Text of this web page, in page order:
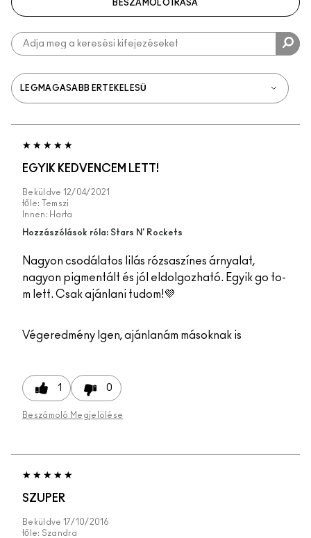
BESZÁMOLÓ ÍRÁSA
EGYIK KEDVENCEM LETT!
Beküldve 12/04/2021
tőle:
Temszi
Innen: Harta
Hozzászólások róla: Stars N' Rockets
Nagyon csodálatos lilás rózsaszínes árnyalat,
nagyon pigmentált és jól eldolgozható. Egyik go to-
m lett. Csak ajánlani tudom!💜
Végeredmény Igen, ajánlanám másoknak is
1 0
Beszámoló Megjelölése
SZUPER
Beküldve 17/10/2016
tőle: Szandra